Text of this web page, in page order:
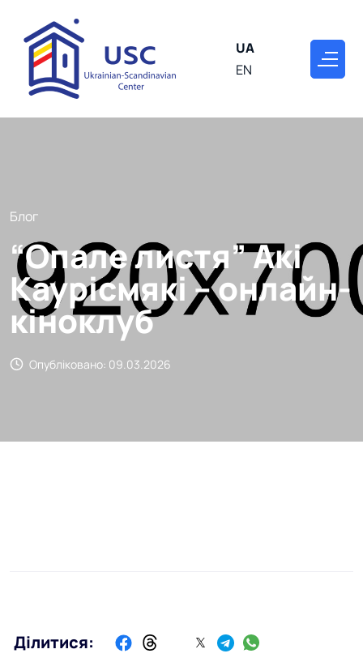
UA
EN
Блог
“Опале листя” Акі
Каурісмякі – онлайн-
кіноклуб
Опубліковано: 09.03.2026
Ділитися: